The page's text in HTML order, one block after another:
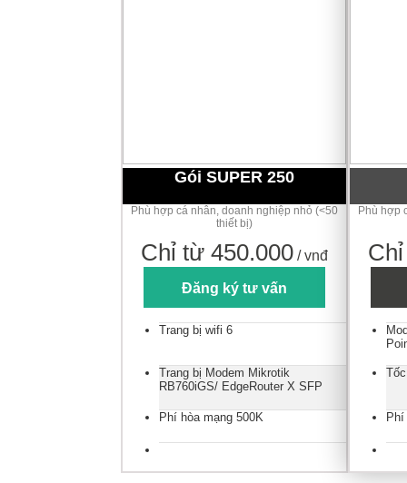
Gói SUPER 250
Phù hợp cá nhân, doanh nghiệp nhỏ (<50
thiết bị)
Chỉ từ 450.000 / vnđ
Đăng ký tư vấn
Trang bị wifi 6
Trang bị Modem Mikrotik
RB760iGS/ EdgeRouter X SFP
Phí hòa mạng 500K
Phù hợp
Phí